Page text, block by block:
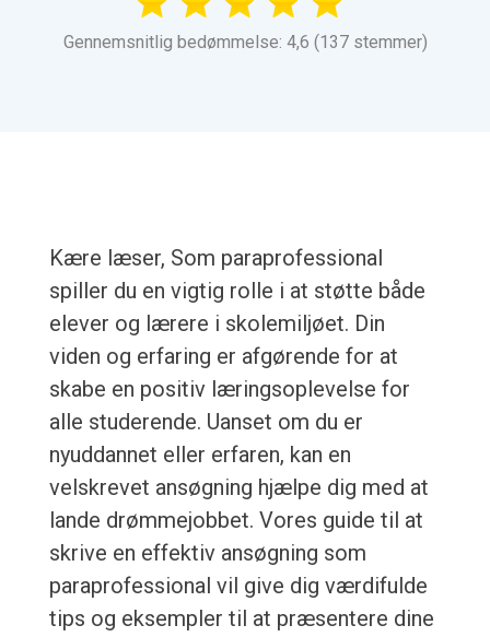
Gennemsnitlig bedømmelse: 4,6 (137 stemmer)
Kære læser, Som paraprofessional
spiller du en vigtig rolle i at støtte både
elever og lærere i skolemiljøet. Din
viden og erfaring er afgørende for at
skabe en positiv læringsoplevelse for
alle studerende. Uanset om du er
nyuddannet eller erfaren, kan en
velskrevet ansøgning hjælpe dig med at
lande drømmejobbet. Vores guide til at
skrive en effektiv ansøgning som
paraprofessional vil give dig værdifulde
tips og eksempler til at præsentere dine